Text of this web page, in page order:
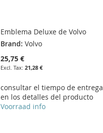
Emblema Deluxe de Volvo
Brand: Volvo
25,75 €
21,28 €
consultar el tiempo de entrega
en los detalles del producto
Voorraad info